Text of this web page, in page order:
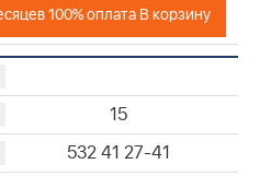
100% оплата В корзину
15
532 41 27-41